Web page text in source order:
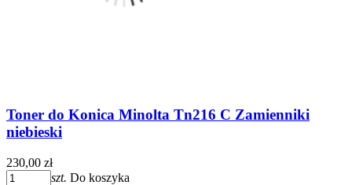
Toner do Konica Minolta Tn216 C Zamienniki
niebieski
230,00 zł
szt. Do koszyka